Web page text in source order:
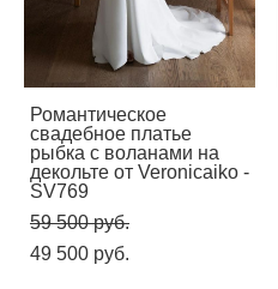
Романтическое
свадебное платье
рыбка с воланами на
декольте от Veronicaiko -
SV769
59 500 pуб.
49 500 pуб.